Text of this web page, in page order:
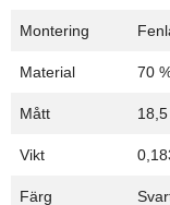
Montering
Material 70
Mått
Vikt
Färg